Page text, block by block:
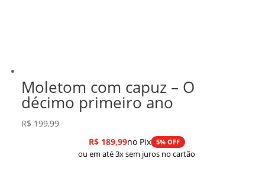
Moletom com capuz – O
décimo primeiro ano
R$ 199,99
R$189,99no Pix 5% OFF
ou em até 3x sem juros no cartão